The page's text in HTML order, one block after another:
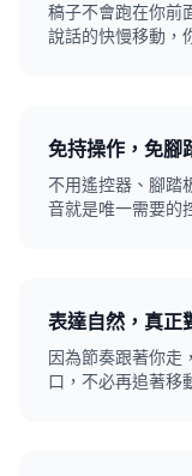
稿子不會跑在你前
說話的快慢移動，
免持操作，免腳
不用遙控器、腳踏
音就是唯一需要的
表達自然，真正
因為節奏跟著你走
口，不必再追著移